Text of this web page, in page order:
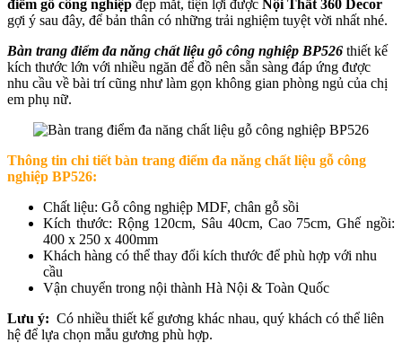
điểm gỗ công nghiệp đẹp mắt, tiện lợi được Nội Thất 360 Decor
gợi ý sau đây, để bản thân có những trải nghiệm tuyệt vời nhất nhé.
Bàn trang điểm đa năng chất liệu gỗ công nghiệp BP526 thiết kế
kích thước lớn với nhiều ngăn để đồ nên sẵn sàng đáp ứng được
nhu cầu về bài trí cũng như làm gọn không gian phòng ngủ của chị
em phụ nữ.
Thông tin chi tiết bàn trang điểm đa năng chất liệu gỗ công
nghiệp BP526:
Chất liệu: Gỗ công nghiệp MDF, chân gỗ sồi
Kích thước: Rộng 120cm, Sâu 40cm, Cao 75cm, Ghế ngồi:
400 x 250 x 400mm
Khách hàng có thể thay đổi kích thước để phù hợp với nhu
cầu
Vận chuyển trong nội thành Hà Nội & Toàn Quốc
Lưu ý: Có nhiều thiết kế gương khác nhau, quý khách có thể liên
hệ để lựa chọn mẫu gương phù hợp.